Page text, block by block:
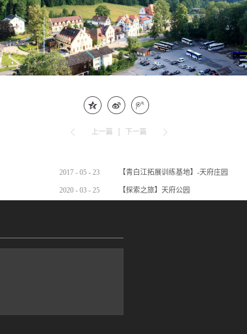
上一篇 下一篇
2017 - 05 - 23 【青白江拓展训练基地】-天府庄园
2020 - 03 - 25 【探索之旅】天府公园